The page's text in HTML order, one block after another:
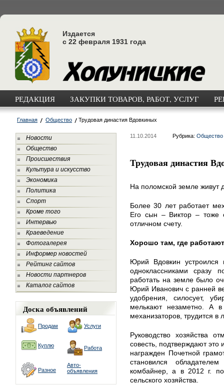
Издается
с 22 февраля 1931 года
РЕДАКЦИЯ ЗАКУПКИ ТОВАРОВ, РАБОТ, УСЛУГ
Главная Общество Трудовая династия Вдовкиных
Новости
Общество
Происшествия
Культура и искусство
Экономика
Политика
Спорт
Кроме того
Интервью
Краеведение
Фотогалерея
Информер новостей
Рейтинг сайтов
Новости партнеров
Каталог сайтов
Доска объявлений
Продам Услуги
Куплю Работа
Разное
Авто-
объявления
11.10.2014 Рубрика: Общество
Трудовая династия
На поломской земле живут
Более 30 лет работает
Его сын – Виктор – тоже
отличном счету.
Хорошо там, где
Юрий Вдовкин устроился
одноклассниками сразу
работать на земле было
Юрий Иванович с ранней
удобрения, силосует,
мелькают незаметно. А
механизаторов, трудится в
Руководство хозяйства
совесть, подтверждают это
награжден Почетной
становился
комбайнер, а в 2012 г.
сельского хозяйства.